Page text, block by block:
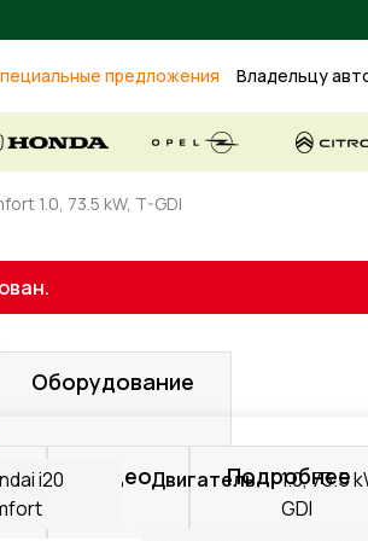
предложения Владельцу
1.0, 73.5 kW, T-GDI
Оборудование
Видео Подробнее
i20
Двигатель
1.0, 73.5
GDI